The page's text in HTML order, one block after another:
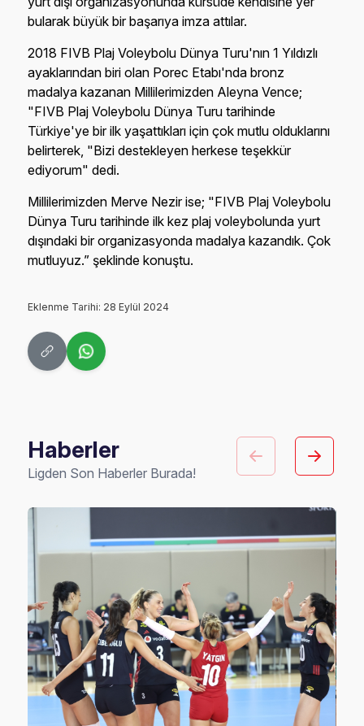
bularak büyük bir başarıya imza attılar.
2018 FIVB Plaj Voleybolu Dünya Turu'nın 1 Yıldızlı
ayaklarından biri olan Porec Etabı'nda bronz
madalya kazanan Millilerimizden Aleyna Vence;
"FIVB Plaj Voleybolu Dünya Turu tarihinde
Türkiye'ye bir ilk yaşattıkları için çok mutlu olduklarını
belirterek, "Bizi destekleyen herkese teşekkür
ediyorum" dedi.
Millilerimizden Merve Nezir ise; "FIVB Plaj Voleybolu
Dünya Turu tarihinde ilk kez plaj voleybolunda yurt
dışındaki bir organizasyonda madalya kazandık. Çok
mutluyuz.” şeklinde konuştu.
Eklenme Tarihi: 28 Eylül 2024
Haberler
Ligden Son Haberler Burada!